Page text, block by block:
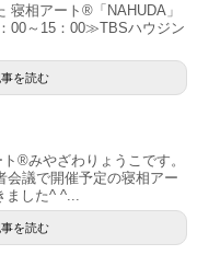
相アート®「NAHUDA」
00～15：00≫TBSハウジン
を読む
®︎みやざわりょうこです。
会議で開催予定の寝相アー
した^ ^...
を読む